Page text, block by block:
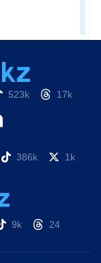
523k 17k
386k
1k
9k 24